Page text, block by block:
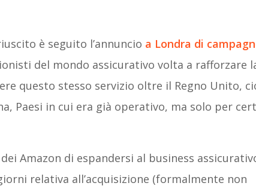
è seguito l’annuncio a Londra di
del mondo assicurativo volta a rafforzare
questo stesso servizio oltre il Regno Unito,
Paesi in cui era già operativo, ma solo per
Amazon di espandersi al business
relativa all’acquisizione (formalmente non